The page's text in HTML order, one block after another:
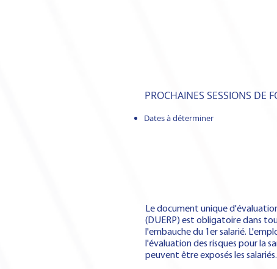
Le document unique
(DUERP) est obligatoire dans
l'embauche du 1er salarié.
l'évaluation des risques pour la
peuvent être exposés les salariés.
PROCHAINES SESSIONS DE
Dates à déterminer